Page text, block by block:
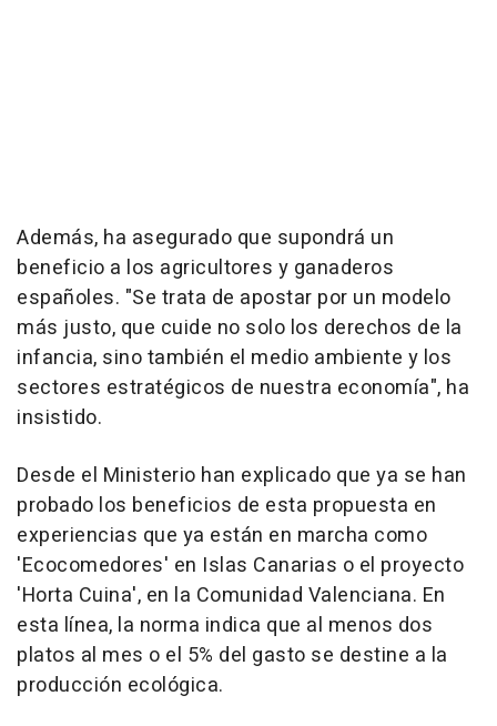
Además, ha asegurado que supondrá un
beneficio a los agricultores y ganaderos
españoles. "Se trata de apostar por un modelo
más justo, que cuide no solo los derechos de la
infancia, sino también el medio ambiente y los
sectores estratégicos de nuestra economía", ha
insistido.
Desde el Ministerio han explicado que ya se han
probado los beneficios de esta propuesta en
experiencias que ya están en marcha como
'Ecocomedores' en Islas Canarias o el proyecto
'Horta Cuina', en la Comunidad Valenciana. En
esta línea, la norma indica que al menos dos
platos al mes o el 5% del gasto se destine a la
producción ecológica.